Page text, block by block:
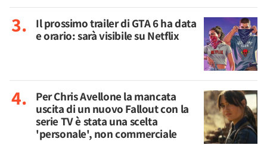
Il prossimo trailer di GTA 6 ha data
e orario: sarà visibile su Netflix
Per Chris Avellone la mancata
uscita di un nuovo Fallout con la
serie TV è stata una scelta
'personale', non commerciale